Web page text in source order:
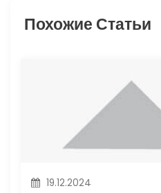
и
а
Похожие Статьи
19.12.2024